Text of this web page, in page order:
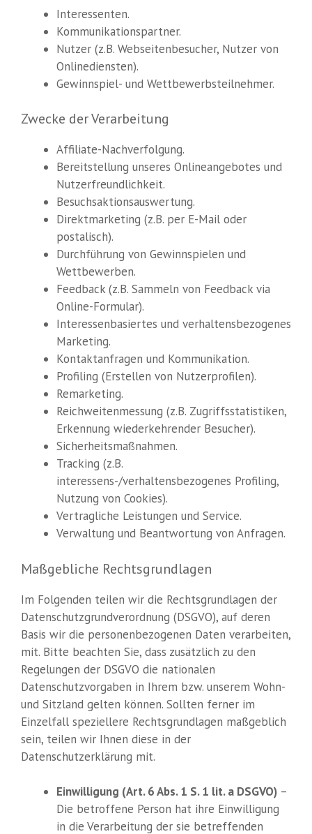
Interessenten.
Kommunikationspartner.
Nutzer (z.B. Webseitenbesucher, Nutzer von
Onlinediensten).
Gewinnspiel- und Wettbewerbsteilnehmer.
Zwecke der Verarbeitung
Affiliate-Nachverfolgung.
Bereitstellung unseres Onlineangebotes und
Nutzerfreundlichkeit.
Besuchsaktionsauswertung.
Direktmarketing (z.B. per E-Mail oder
postalisch).
Durchführung von Gewinnspielen und
Wettbewerben.
Feedback (z.B. Sammeln von Feedback via
Online-Formular).
Interessenbasiertes und verhaltensbezogenes
Marketing.
Kontaktanfragen und Kommunikation.
Profiling (Erstellen von Nutzerprofilen).
Remarketing.
Reichweitenmessung (z.B. Zugriffsstatistiken,
Erkennung wiederkehrender Besucher).
Sicherheitsmaßnahmen.
Tracking (z.B.
interessens-/verhaltensbezogenes Profiling,
Nutzung von Cookies).
Vertragliche Leistungen und Service.
Verwaltung und Beantwortung von Anfragen.
Maßgebliche Rechtsgrundlagen
Im Folgenden teilen wir die Rechtsgrundlagen der
Datenschutzgrundverordnung (DSGVO), auf deren
Basis wir die personenbezogenen Daten verarbeiten,
mit. Bitte beachten Sie, dass zusätzlich zu den
Regelungen der DSGVO die nationalen
Datenschutzvorgaben in Ihrem bzw. unserem Wohn-
und Sitzland gelten können. Sollten ferner im
Einzelfall speziellere Rechtsgrundlagen maßgeblich
sein, teilen wir Ihnen diese in der
Datenschutzerklärung mit.
Einwilligung (Art. 6 Abs. 1 S. 1 lit. a DSGVO) –
Die betroffene Person hat ihre Einwilligung
in die Verarbeitung der sie betreffenden